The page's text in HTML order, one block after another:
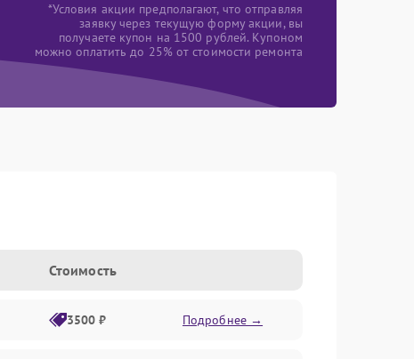
*Условия акции предполагают, что отправляя
заявку через текущую форму акции, вы
получаете купон на 1500 рублей. Купоном
можно оплатить до 25% от стоимости ремонта
Стоимость
3500 ₽ Подробнее →